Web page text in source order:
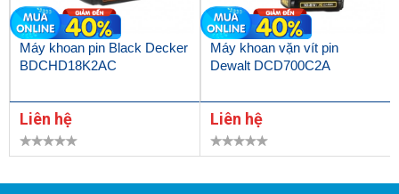
Máy khoan pin Black Decker
BDCHD18K2AC
Liên hệ
Máy khoan vặn vít pin
Dewalt DCD700C2A
Liên hệ